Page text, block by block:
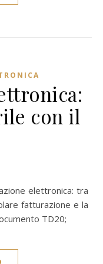
con il
fatturazione e la
TD20;